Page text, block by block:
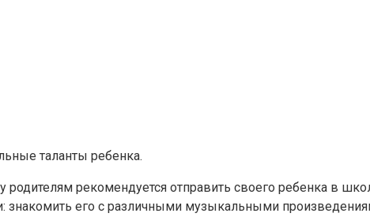
таланты ребенка.
рекомендуется отправить своего ребенка в
знакомить его с различными музыкальными